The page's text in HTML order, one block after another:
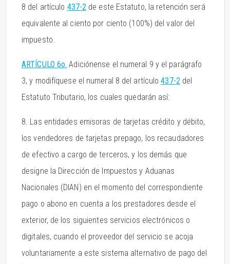
8 del artículo 437-2 de este Estatuto, la retención será
equivalente al ciento por ciento (100%) del valor del
impuesto.
ARTÍCULO 6o. Adiciónense el numeral 9 y el parágrafo
3, y modifíquese el numeral 8 del artículo437-2del
Estatuto Tributario, los cuales quedarán así:
8. Las entidades emisoras de tarjetas crédito y débito,
los vendedores de tarjetas prepago, los recaudadores
de efectivo a cargo de terceros, y los demás que
designe la Dirección de Impuestos y Aduanas
Nacionales (DIAN) en el momento del correspondiente
pago o abono en cuenta a los prestadores desde el
exterior, de los siguientes servicios electrónicos o
digitales, cuando el proveedor del servicio se acoja
voluntariamente a este sistema alternativo de pago del